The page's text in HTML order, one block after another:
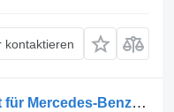
kontaktieren
Mercedes-Benz Steuergerät mit NGK Sensor 0091533628 Steuereinheit für Mercedes-Benz LKW